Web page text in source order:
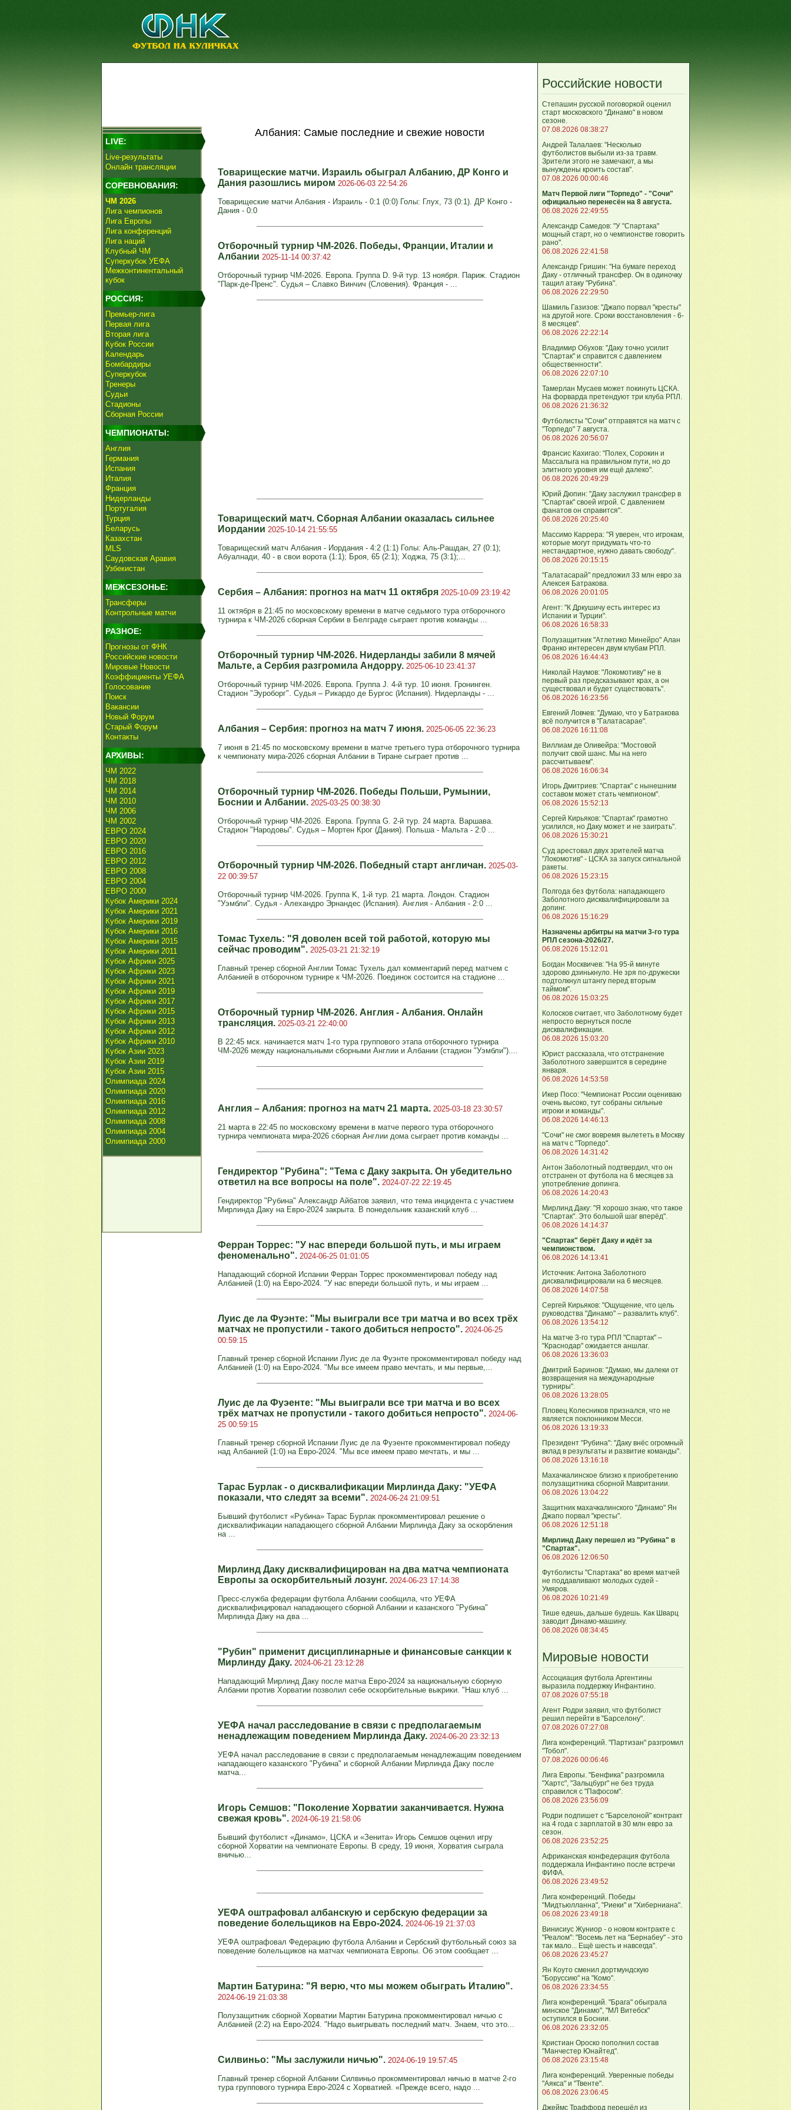
LIVE:
Live-результаты
Онлайн трансляции
СОРЕВНОВАНИЯ:
ЧМ 2026
Лига чемпионов
Лига Европы
Лига конференций
Лига наций
Клубный ЧМ
Суперкубок УЕФА
Межконтинентальный
кубок
РОССИЯ:
Премьер-лига
Первая лига
Вторая лига
Кубок России
Календарь
Бомбардиры
Суперкубок
Тренеры
Судьи
Стадионы
Сборная России
ЧЕМПИОНАТЫ:
Англия
Германия
Испания
Италия
Франция
Нидерланды
Португалия
Турция
Беларусь
Казахстан
MLS
Саудовская Аравия
Узбекистан
МЕЖСЕЗОНЬЕ:
Трансферы
Контрольные матчи
РАЗНОЕ:
Прогнозы от ФНК
Российские новости
Мировые Новости
Коэффициенты УЕФА
Голосование
Поиск
Вакансии
Новый Форум
Старый Форум
Контакты
АРХИВЫ:
ЧМ 2022
ЧМ 2018
ЧМ 2014
ЧМ 2010
ЧМ 2006
ЧМ 2002
ЕВРО 2024
ЕВРО 2020
ЕВРО 2016
ЕВРО 2012
ЕВРО 2008
ЕВРО 2004
ЕВРО 2000
Кубок Америки 2024
Кубок Америки 2021
Кубок Америки 2019
Кубок Америки 2016
Кубок Америки 2015
Кубок Америки 2011
Кубок Африки 2025
Кубок Африки 2023
Кубок Африки 2021
Кубок Африки 2019
Кубок Африки 2017
Кубок Африки 2015
Кубок Африки 2013
Кубок Африки 2012
Кубок Африки 2010
Кубок Азии 2023
Кубок Азии 2019
Кубок Азии 2015
Олимпиада 2024
Олимпиада 2020
Олимпиада 2016
Олимпиада 2012
Олимпиада 2008
Олимпиада 2004
Олимпиада 2000
Албания: Самые последние и свежие новости
Товарищеские матчи. Израиль обыграл Албанию, ДР Конго и
Дания разошлись миром 2026-06-03 22:54:26
Товарищеские матчи Албания - Израиль - 0:1 (0:0) Голы: Глух, 73 (0:1). ДР Конго -
Дания - 0:0
Отборочный турнир ЧМ-2026. Победы, Франции, Италии и
Албании 2025-11-14 00:37:42
Отборочный турнир ЧМ-2026. Европа. Группа D. 9-й тур. 13 ноября. Париж. Стадион
"Парк-де-Пренс". Судья – Славко Винчич (Словения). Франция - ...
Товарищеский матч. Сборная Албании оказалась сильнее
Иордании 2025-10-14 21:55:55
Товарищеский матч Албания - Иордания - 4:2 (1:1) Голы: Аль-Рашдан, 27 (0:1);
Абуалнади, 40 - в свои ворота (1:1); Броя, 65 (2:1); Ходжа, 75 (3:1);...
Сербия – Албания: прогноз на матч 11 октября 2025-10-09 23:19:42
11 октября в 21:45 по московскому времени в матче седьмого тура отборочного
турнира к ЧМ-2026 сборная Сербии в Белграде сыграет против команды ...
Отборочный турнир ЧМ-2026. Нидерланды забили 8 мячей
Мальте, а Сербия разгромила Андорру. 2025-06-10 23:41:37
Отборочный турнир ЧМ-2026. Европа. Группа J. 4-й тур. 10 июня. Гронинген.
Стадион "Эуроборг". Судья – Рикардо де Бургос (Испания). Нидерланды - ...
Албания – Сербия: прогноз на матч 7 июня. 2025-06-05 22:36:23
7 июня в 21:45 по московскому времени в матче третьего тура отборочного турнира
к чемпионату мира-2026 сборная Албании в Тиране сыграет против ...
Отборочный турнир ЧМ-2026. Победы Польши, Румынии,
Боснии и Албании. 2025-03-25 00:38:30
Отборочный турнир ЧМ-2026. Европа. Группа G. 2-й тур. 24 марта. Варшава.
Стадион "Народовы". Судья – Мортен Крог (Дания). Польша - Мальта - 2:0 ...
Отборочный турнир ЧМ-2026. Победный старт англичан. 2025-03-
22 00:39:57
Отборочный турнир ЧМ-2026. Группа K, 1-й тур. 21 марта. Лондон. Стадион
"Уэмбли". Судья - Алехандро Эрнандес (Испания). Англия - Албания - 2:0 ...
Томас Тухель: "Я доволен всей той работой, которую мы
сейчас проводим". 2025-03-21 21:32:19
Главный тренер сборной Англии Томас Тухель дал комментарий перед матчем с
Албанией в отборочном турнире к ЧМ-2026. Поединок состоится на стадионе ...
Отборочный турнир ЧМ-2026. Англия - Албания. Онлайн
трансляция. 2025-03-21 22:40:00
В 22:45 мск. начинается матч 1-го тура группового этапа отборочного турнира
ЧМ-2026 между национальными сборными Англии и Албании (стадион "Уэмбли")....
Англия – Албания: прогноз на матч 21 марта. 2025-03-18 23:30:57
21 марта в 22:45 по московскому времени в матче первого тура отборочного
турнира чемпионата мира-2026 сборная Англии дома сыграет против команды ...
Гендиректор "Рубина": "Тема с Даку закрыта. Он убедительно
ответил на все вопросы на поле". 2024-07-22 22:19:45
Гендиректор "Рубина" Александр Айбатов заявил, что тема инцидента с участием
Мирлинда Даку на Евро-2024 закрыта. В понедельник казанский клуб ...
Ферран Торрес: "У нас впереди большой путь, и мы играем
феноменально". 2024-06-25 01:01:05
Нападающий сборной Испании Ферран Торрес прокомментировал победу над
Албанией (1:0) на Евро-2024. "У нас впереди большой путь, и мы играем ...
Луис де ла Фуэнте: "Мы выиграли все три матча и во всех трёх
матчах не пропустили - такого добиться непросто". 2024-06-25
00:59:15
Главный тренер сборной Испании Луис де ла Фуэнте прокомментировал победу над
Албанией (1:0) на Евро-2024. "Мы все имеем право мечтать, и мы первые,...
Луис де ла Фуэенте: "Мы выиграли все три матча и во всех
трёх матчах не пропустили - такого добиться непросто". 2024-06-
25 00:59:15
Главный тренер сборной Испании Луис де ла Фуэенте прокомментировал победу
над Албанией (1:0) на Евро-2024. "Мы все имеем право мечтать, и мы ...
Тарас Бурлак - о дисквалификации Мирлинда Даку: "УЕФА
показали, что следят за всеми". 2024-06-24 21:09:51
Бывший футболист «Рубина» Тарас Бурлак прокомментировал решение о
дисквалификации нападающего сборной Албании Мирлинда Даку за оскорбления
на ...
Мирлинд Даку дисквалифицирован на два матча чемпионата
Европы за оскорбительный лозунг. 2024-06-23 17:14:38
Пресс-служба федерации футбола Албании сообщила, что УЕФА
дисквалифицировал нападающего сборной Албании и казанского "Рубина"
Мирлинда Даку на два ...
"Рубин" применит дисциплинарные и финансовые санкции к
Мирлинду Даку. 2024-06-21 23:12:28
Нападающий Мирлинд Даку после матча Евро-2024 за национальную сборную
Албании против Хорватии позволил себе оскорбительные выкрики. "Наш клуб ...
УЕФА начал расследование в связи с предполагаемым
ненадлежащим поведением Мирлинда Даку. 2024-06-20 23:32:13
УЕФА начал расследование в связи с предполагаемым ненадлежащим поведением
нападающего казанского "Рубина" и сборной Албании Мирлинда Даку после
матча...
Игорь Семшов: "Поколение Хорватии заканчивается. Нужна
свежая кровь". 2024-06-19 21:58:06
Бывший футболист «Динамо», ЦСКА и «Зенита» Игорь Семшов оценил игру
сборной Хорватии на чемпионате Европы. В среду, 19 июня, Хорватия сыграла
вничью...
УЕФА оштрафовал албанскую и сербскую федерации за
поведение болельщиков на Евро-2024. 2024-06-19 21:37:03
УЕФА оштрафовал Федерацию футбола Албании и Сербский футбольный союз за
поведение болельщиков на матчах чемпионата Европы. Об этом сообщает ...
Мартин Батурина: "Я верю, что мы можем обыграть Италию".
2024-06-19 21:03:38
Полузащитник сборной Хорватии Мартин Батурина прокомментировал ничью с
Албанией (2:2) на Евро-2024. "Надо выигрывать последний матч. Знаем, что это...
Силвиньо: "Мы заслужили ничью". 2024-06-19 19:57:45
Главный тренер сборной Албании Силвиньо прокомментировал ничью в матче 2-го
тура группового турнира Евро-2024 с Хорватией. «Прежде всего, надо ...
Российские новости
Степашин русской поговоркой оценил
старт московского "Динамо" в новом
сезоне.
07.08.2026 08:38:27
Андрей Талалаев: "Несколько
футболистов выбыли из-за травм.
Зрители этого не замечают, а мы
вынуждены кроить состав".
07.08.2026 00:00:46
Матч Первой лиги "Торпедо" - "Сочи"
официально перенесён на 8 августа.
06.08.2026 22:49:55
Александр Самедов: "У "Спартака"
мощный старт, но о чемпионстве говорить
рано".
06.08.2026 22:41:58
Александр Гришин: "На бумаге переход
Даку - отличный трансфер. Он в одиночку
тащил атаку "Рубина".
06.08.2026 22:29:50
Шамиль Газизов: "Джапо порвал "кресты"
на другой ноге. Сроки восстановления - 6-
8 месяцев".
06.08.2026 22:22:14
Владимир Обухов: "Даку точно усилит
"Спартак" и справится с давлением
общественности".
06.08.2026 22:07:10
Тамерлан Мусаев может покинуть ЦСКА.
На форварда претендуют три клуба РПЛ.
06.08.2026 21:36:32
Футболисты "Сочи" отправятся на матч с
"Торпедо" 7 августа.
06.08.2026 20:56:07
Франсис Кахигао: "Полех, Сорокин и
Массалыга на правильном пути, но до
элитного уровня им ещё далеко".
06.08.2026 20:49:29
Юрий Дюпин: "Даку заслужил трансфер в
"Спартак" своей игрой. С давлением
фанатов он справится".
06.08.2026 20:25:40
Массимо Каррера: "Я уверен, что игрокам,
которые могут придумать что-то
нестандартное, нужно давать свободу".
06.08.2026 20:15:15
"Галатасарай" предложил 33 млн евро за
Алексея Батракова.
06.08.2026 20:01:05
Агент: "К Дркушичу есть интерес из
Испании и Турции".
06.08.2026 16:58:33
Полузащитник "Атлетико Минейро" Алан
Франко интересен двум клубам РПЛ.
06.08.2026 16:44:43
Николай Наумов: "Локомотиву" не в
первый раз предсказывают крах, а он
существовал и будет существовать".
06.08.2026 16:23:56
Евгений Ловчев: "Думаю, что у Батракова
всё получится в "Галатасарае".
06.08.2026 16:11:08
Виллиам де Оливейра: "Мостовой
получит свой шанс. Мы на него
рассчитываем".
06.08.2026 16:06:34
Игорь Дмитриев: "Спартак" с нынешним
составом может стать чемпионом".
06.08.2026 15:52:13
Сергей Кирьяков: "Спартак" грамотно
усилился, но Даку может и не заиграть".
06.08.2026 15:30:21
Суд арестовал двух зрителей матча
"Локомотив" - ЦСКА за запуск сигнальной
ракеты.
06.08.2026 15:23:15
Полгода без футбола: нападающего
Заболотного дисквалифицировали за
допинг.
06.08.2026 15:16:29
Назначены арбитры на матчи 3-го тура
РПЛ сезона-2026/27.
06.08.2026 15:12:01
Богдан Москвичев: "На 95‑й минуте
здорово дзинькнуло. Не зря по‑дружески
подтолкнул штангу перед вторым
таймом".
06.08.2026 15:03:25
Колосков считает, что Заболотному будет
непросто вернуться после
дисквалификации.
06.08.2026 15:03:20
Юрист рассказала, что отстранение
Заболотного завершится в середине
января.
06.08.2026 14:53:58
Икер Посо: "Чемпионат России оцениваю
очень высоко, тут собраны сильные
игроки и команды".
06.08.2026 14:46:13
"Сочи" не смог вовремя вылететь в Москву
на матч с "Торпедо".
06.08.2026 14:31:42
Антон Заболотный подтвердил, что он
отстранен от футбола на 6 месяцев за
употребление допинга.
06.08.2026 14:20:43
Мирлинд Даку: "Я хорошо знаю, что такое
"Спартак". Это большой шаг вперёд".
06.08.2026 14:14:37
"Спартак" берёт Даку и идёт за
чемпионством.
06.08.2026 14:13:41
Источник: Антона Заболотного
дисквалифицировали на 6 месяцев.
06.08.2026 14:07:58
Сергей Кирьяков: "Ощущение, что цель
руководства "Динамо" – развалить клуб".
06.08.2026 13:54:12
На матче 3-го тура РПЛ "Спартак" –
"Краснодар" ожидается аншлаг.
06.08.2026 13:36:03
Дмитрий Баринов: "Думаю, мы далеки от
возвращения на международные
турниры".
06.08.2026 13:28:05
Пловец Колесников признался, что не
является поклонником Месси.
06.08.2026 13:19:33
Президент "Рубина": "Даку внёс огромный
вклад в результаты и развитие команды".
06.08.2026 13:16:18
Махачкалинское близко к приобретению
полузащитника сборной Мавритании.
06.08.2026 13:04:22
Защитник махачкалинского "Динамо" Ян
Джапо порвал "кресты".
06.08.2026 12:51:18
Мирлинд Даку перешел из "Рубина" в
"Спартак".
06.08.2026 12:06:50
Футболисты "Спартака" во время матчей
не поддавливают молодых судей -
Умяров.
06.08.2026 10:21:49
Тише едешь, дальше будешь. Как Шварц
заводит Динамо-машину.
06.08.2026 08:34:45
Мировые новости
Ассоциация футбола Аргентины
выразила поддержку Инфантино.
07.08.2026 07:55:18
Агент Родри заявил, что футболист
решил перейти в "Барселону".
07.08.2026 07:27:08
Лига кoнференций. "Партизан" разгромил
"Тобол".
07.08.2026 00:06:46
Лига Европы. "Бенфика" разгромила
"Хартс", "Зальцбург" не без труда
справился с "Пафосом".
06.08.2026 23:56:09
Родри подпишет с "Барселоной" контракт
на 4 года с зарплатой в 30 млн евро за
сезон.
06.08.2026 23:52:25
Африканская конфедерация футбола
поддержала Инфантино после встречи
ФИФА.
06.08.2026 23:49:52
Лига кoнференций. Победы
"Мидтьюлланна", "Риеки" и "Хиберниана".
06.08.2026 23:49:18
Винисиус Жуниор - о новом контракте с
"Реалом": "Восемь лет на "Бернабеу" - это
так мало... Ещё шесть и навсегда".
06.08.2026 23:45:27
Ян Коуто сменил дортмундскую
"Боруссию" на "Комо".
06.08.2026 23:34:55
Лига кoнференций. "Брага" обыграла
минское "Динамо", "МЛ Витебск"
оступился в Боснии.
06.08.2026 23:32:05
Кристиан Ороско пополнил состав
"Манчестер Юнайтед".
06.08.2026 23:15:48
Лига кoнференций. Уверенные победы
"Аякса" и "Твенте".
06.08.2026 23:06:45
Джеймс Траффорд перешёл из